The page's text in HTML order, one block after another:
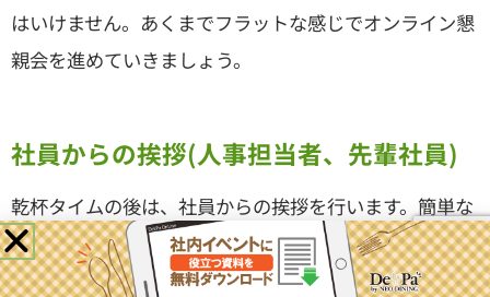
空き状況
利用方法
お問合せ マイページ
¥0 0
カート
はいけません。あくまでフラットな感じでオンライン懇
親会を進めていきましょう。
社員からの挨拶(人事担当者、先輩社員)
乾杯タイムの後は、社員からの挨拶を行います。簡単な
挨拶に加えて、自社についてひと言アピールを述べると
◎